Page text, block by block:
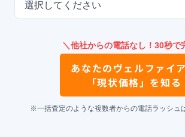
選択してください
＼他社からの電話なし！30秒で
あなたのヴェルファイア
「現状価格」を知る
※一括査定のような複数者からの電話ラッシュ